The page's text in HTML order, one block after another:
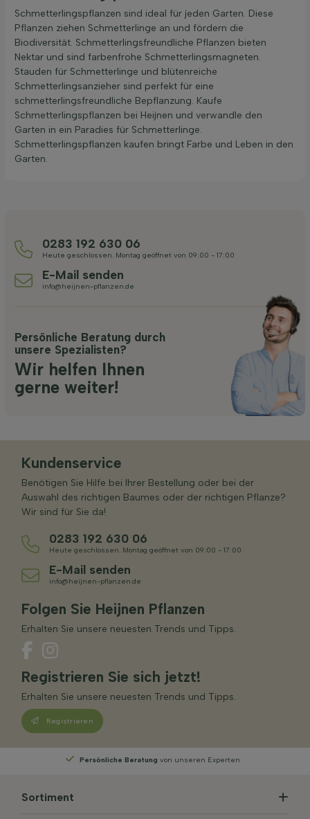
Schmetterlingspflanzen sind ideal für jeden Garten. Diese
Pflanzen ziehen Schmetterlinge an und fördern die
Biodiversität. Schmetterlingsfreundliche Pflanzen bieten
Nektar und sind farbenfrohe Schmetterlingsmagneten.
Stauden für Schmetterlinge und blütenreiche
Schmetterlingsanzieher sind perfekt für eine
schmetterlingsfreundliche Bepflanzung. Kaufe
Schmetterlingspflanzen bei Heijnen und verwandle den
Garten in ein Paradies für Schmetterlinge.
Schmetterlingspflanzen kaufen bringt Farbe und Leben in den
Garten.
0283 192 630 06
Heute geschlossen. Montag geöffnet von 09:00 - 17:00
E-Mail senden
info@heijnen-pflanzen.de
Persönliche Beratung durch
unsere Spezialisten?
Wir helfen Ihnen
gerne weiter!
Kundenservice
Benötigen Sie Hilfe bei Ihrer Bestellung oder bei der
Auswahl des richtigen Baumes oder der richtigen Pflanze?
Wir sind für Sie da!
0283 192 630 06
Heute geschlossen. Montag geöffnet von 09:00 - 17:00
E-Mail senden
info@heijnen-pflanzen.de
Folgen Sie Heijnen Pflanzen
Erhalten Sie unsere neuesten Trends und Tipps.
Registrieren Sie sich jetzt!
Erhalten Sie unsere neuesten Trends und Tipps.
Registrieren
von unseren Experten Wählen
Sortiment